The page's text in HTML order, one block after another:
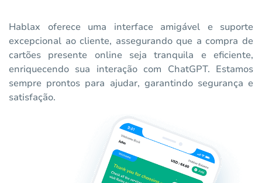
Hablax oferece uma interface amigável e suporte
excepcional ao cliente, assegurando que a compra de
cartões presente online seja tranquila e eficiente,
enriquecendo sua interação com ChatGPT. Estamos
sempre prontos para ajudar, garantindo segurança e
satisfação.